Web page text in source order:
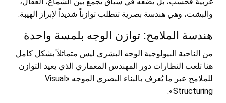
والبشت، وهي هندسة بصرية تتطلب توازناً شديداً لإبراز الهيبة.
هندسة الملامح: توازن الوجه بلمسة واحدة
من الناحية البيولوجية الوجه البشري ليس متماثلاً بشكل كامل.
هنا تلعب النظارات دور المهندس المعماري الذي يعيد التوازن
للملامح عبر ما يُعرف بالبناء البصري الموجه «Visual
Structuring».